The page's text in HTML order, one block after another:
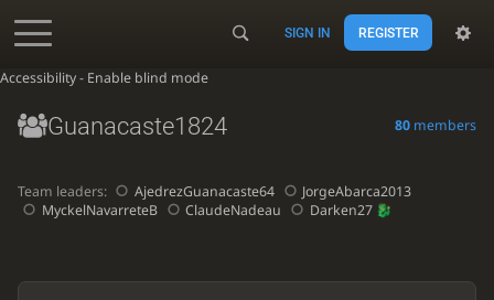
Accessibility - Enable blind mode
SIGN IN REGISTER
Guanacaste1824 80 members
Team leaders: AjedrezGuanacaste64
JorgeAbarca2013
MyckelNavarreteB
ClaudeNadeau Darken27